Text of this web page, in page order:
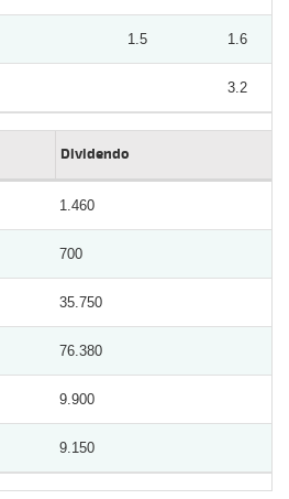
1.5 1.6
3.2
Dividendo
1.460
700
35.750
76.380
9.900
9.150